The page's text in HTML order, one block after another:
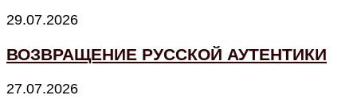
29.07.2026
ВОЗВРАЩЕНИЕ РУССКОЙ АУТЕНТИКИ
27.07.2026